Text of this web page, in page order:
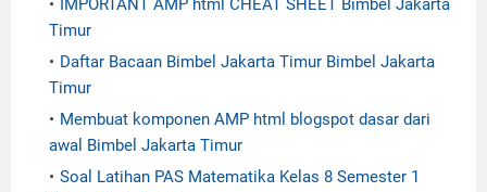
IMPORTANT AMP html CHEAT SHEET Bimbel Jakarta
Timur
Daftar Bacaan Bimbel Jakarta Timur Bimbel Jakarta
Timur
Membuat komponen AMP html blogspot dasar dari
awal Bimbel Jakarta Timur
Soal Latihan PAS Matematika Kelas 8 Semester 1